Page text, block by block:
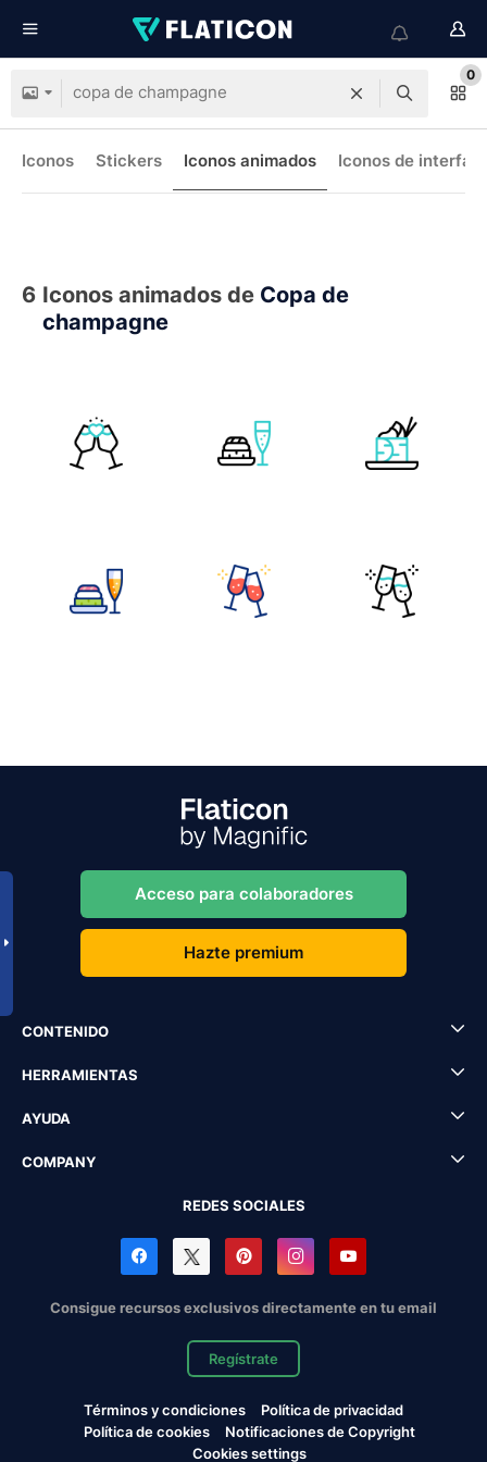
0
Iconos Stickers Iconos animados Iconos de interfaz
6 Iconos animados de Copa de
champagne
Acceso para colaboradores
Hazte premium
CONTENIDO
HERRAMIENTAS
AYUDA
COMPANY
REDES SOCIALES
Consigue recursos exclusivos directamente en tu email
Regístrate
Términos y condiciones
Política de privacidad
Política de cookies
Notificaciones de Copyright
Cookies settings